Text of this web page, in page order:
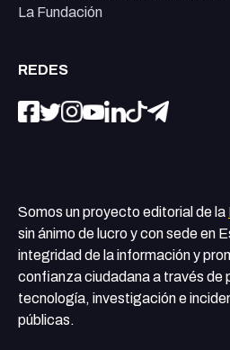
La Fundación
REDES
Somos un proyecto editorial de la
sin ánimo de lucro y con sede en
integridad de la información y
confianza ciudadana a través de
tecnología, investigación e
públicas.